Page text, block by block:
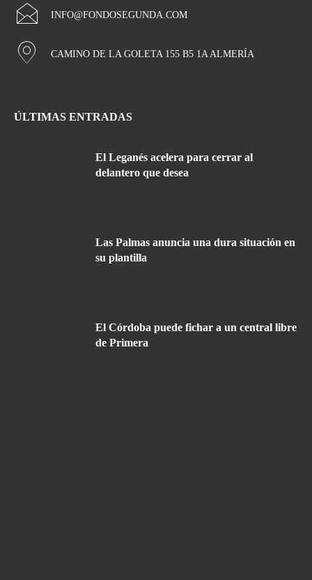
INFO@FONDOSEGUNDA.COM
CAMINO DE LA GOLETA 155 B5 1A ALMERÍA
ÚLTIMAS ENTRADAS
El Leganés acelera para cerrar al
delantero que desea
Las Palmas anuncia una dura situación en
su plantilla
El Córdoba puede fichar a un central libre
de Primera